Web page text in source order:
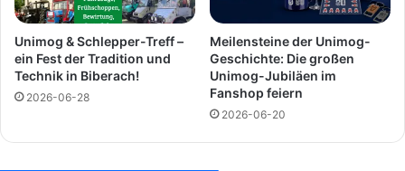
t
t
t
e
n
w
i
g
e
g
s
Unimog & Schlepper-Treff –
ein Fest der Tradition und
Technik in Biberach!
2026-06-28
Meilensteine der Unimog-
Geschichte: Die großen
Unimog-Jubiläen im
Fanshop feiern
2026-06-20